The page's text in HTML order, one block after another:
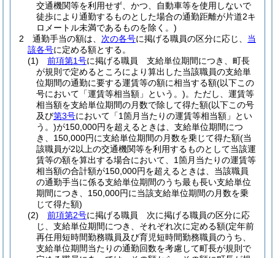
交通機関等を利用せず、かつ、自動車等を使用しないで
徒歩により通勤するものとした場合の通勤距離が片道2キ
ロメートル未満であるものを除く。)
2
通勤手当の額は、 次の各号に掲げる職員の区分に応じ、 当
該各号に定める額とする。
(1)
前項第1号に掲げる職員 支給単位期間につき、町長
が規則で定めるところにより算出した当該職員の支給単
位期間の通勤に要する運賃等の額に相当する額(以下この
号において「運賃等相当額」という。)。 ただし、運賃等
相当額を支給単位期間の月数で除して得た額(以下この号
及び第3号において「1箇月当たりの運賃等相当額」とい
う。)が150,000円を超えるときは、支給単位期間につ
き、150,000円に支給単位期間の月数を乗じて得た額(当
該職員が2以上の交通機関等を利用するものとして当該運
賃等の額を算出する場合において、1箇月当たりの運賃等
相当額の合計額が150,000円を超えるときは、当該職員
の通勤手当に係る支給単位期間のうち最も長い支給単位
期間につき、150,000円に当該支給単位期間の月数を乗
じて得た額)
(2)
前項第2号に掲げる職員 次に掲げる職員の区分に応
じ、支給単位期間につき、それぞれ次に定める額(定年前
再任用短時間勤務職員及び育児短時間勤務職員のうち、
支給単位期間当たりの通勤回数を考慮して町長が規則で